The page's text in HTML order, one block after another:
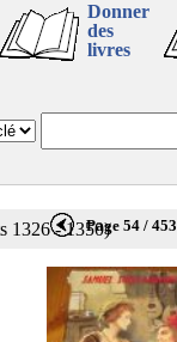
Donner
des
livres
1326 - 1350)Page 54 / 453